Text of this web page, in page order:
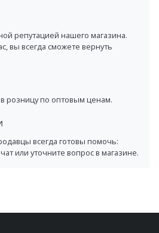
репутацией нашего магазина.
вы всегда сможете вернуть
розницу по оптовым ценам.
всегда готовы помочь:
или уточните вопрос в магазине.